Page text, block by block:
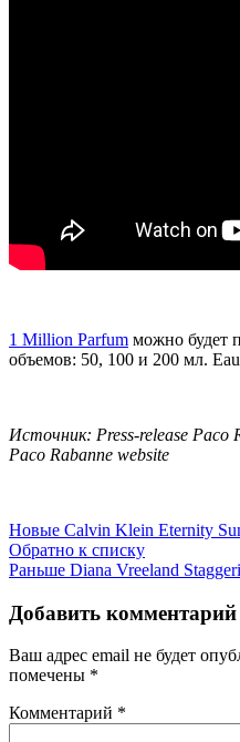
1 Million Parfum можно будет
объемов: 50, 100 и 200 мл.
Источник: Press-release Paco
Paco Rabanne website
Новые Calvin Klein Eternity
Обратно к списку
Раньше Diana Vreeland
Добавить комментарий
Ваш адрес email не будет
помечены *
Комментарий *